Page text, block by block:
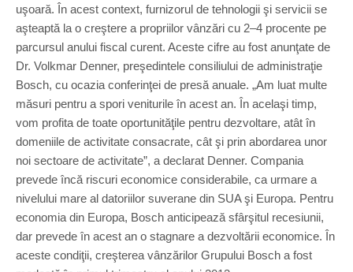
uşoară. În acest context, furnizorul de tehnologii şi servicii se
aşteaptă la o creştere a propriilor vânzări cu 2–4 procente pe
parcursul anului fiscal curent. Aceste cifre au fost anunţate de
Dr. Volkmar Denner, preşedintele consiliului de administraţie
Bosch, cu ocazia conferinţei de presă anuale. „Am luat multe
măsuri pentru a spori veniturile în acest an. În acelaşi timp,
vom profita de toate oportunităţile pentru dezvoltare, atât în
domeniile de activitate consacrate, cât şi prin abordarea unor
noi sectoare de activitate”, a declarat Denner. Compania
prevede încă riscuri economice considerabile, ca urmare a
nivelului mare al datoriilor suverane din SUA şi Europa. Pentru
economia din Europa, Bosch anticipează sfârşitul recesiunii,
dar prevede în acest an o stagnare a dezvoltării economice. În
aceste condiţii, creşterea vânzărilor Grupului Bosch a fost